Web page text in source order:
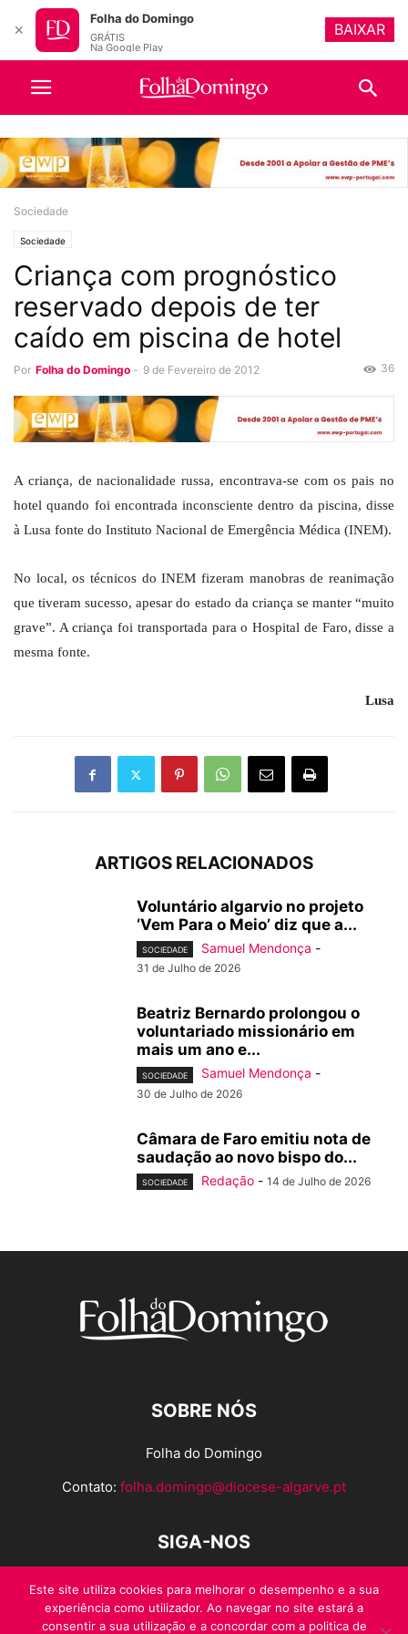
Sociedade
Sociedade
Criança com prognóstico
reservado depois de ter
caído em piscina de hotel
Por Folha do Domingo - 9 de Fevereiro de 2012 36
A criança, de nacionalidade russa, encontrava-se com os pais no
hotel quando foi encontrada inconsciente dentro da piscina, disse
à Lusa fonte do Instituto Nacional de Emergência Médica (INEM).
No local, os técnicos do INEM fizeram manobras de reanimação
que tiveram sucesso, apesar do estado da criança se manter “muito
grave”. A criança foi transportada para o Hospital de Faro, disse a
mesma fonte.
Lusa
ARTIGOS RELACIONADOS
Voluntário algarvio no projeto
‘Vem Para o Meio’ diz que a...
SOCIEDADE Samuel Mendonça -
31 de Julho de 2026
Beatriz Bernardo prolongou o
voluntariado missionário em
mais um ano e...
SOCIEDADE Samuel Mendonça -
30 de Julho de 2026
Câmara de Faro emitiu nota de
saudação ao novo bispo do...
SOCIEDADE Redação - 14 de Julho de 2026
SOBRE NÓS
Folha do Domingo
Contato: folha.domingo@diocese-algarve.pt
SIGA-NOS
Este site utiliza cookies para melhorar o desempenho e a sua
experiência como utilizador. Ao navegar no site estará a
consentir a sua utilização e a concordar com a politica de
✕
Folha do Domingo
GRÁTIS
Na Google Play
BAIXAR